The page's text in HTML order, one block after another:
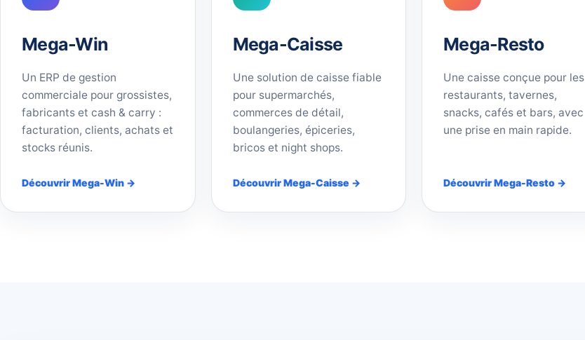
Mega-Win
Un ERP de gestion
commerciale pour grossistes,
fabricants et cash & carry :
facturation, clients, achats et
stocks réunis.
Découvrir Mega-Win →
Mega-Caisse
Une solution de caisse fiable
pour supermarchés,
commerces de détail,
boulangeries, épiceries,
bricos et night shops.
Découvrir Mega-Caisse →
Mega-Resto
Une caisse conçue pour les
restaurants, tavernes,
snacks, cafés et bars, avec
une prise en main rapide.
Découvrir Mega-Resto →